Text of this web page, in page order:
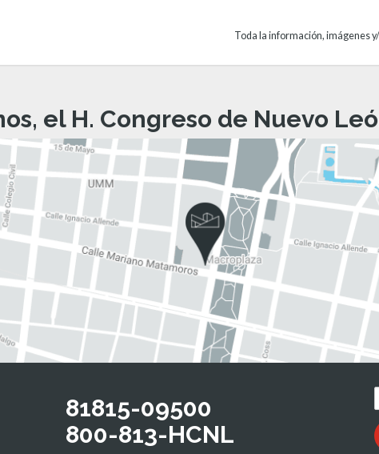
Toda la información, imágenes
el H. Congreso de Nuevo
81815-09500
800-813-HCNL